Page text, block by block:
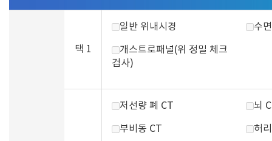
택 1
일반 위내시경 수
개스트로패널(위 정밀 체크
검사)
저선량 폐 CT 뇌
부비동 CT 허